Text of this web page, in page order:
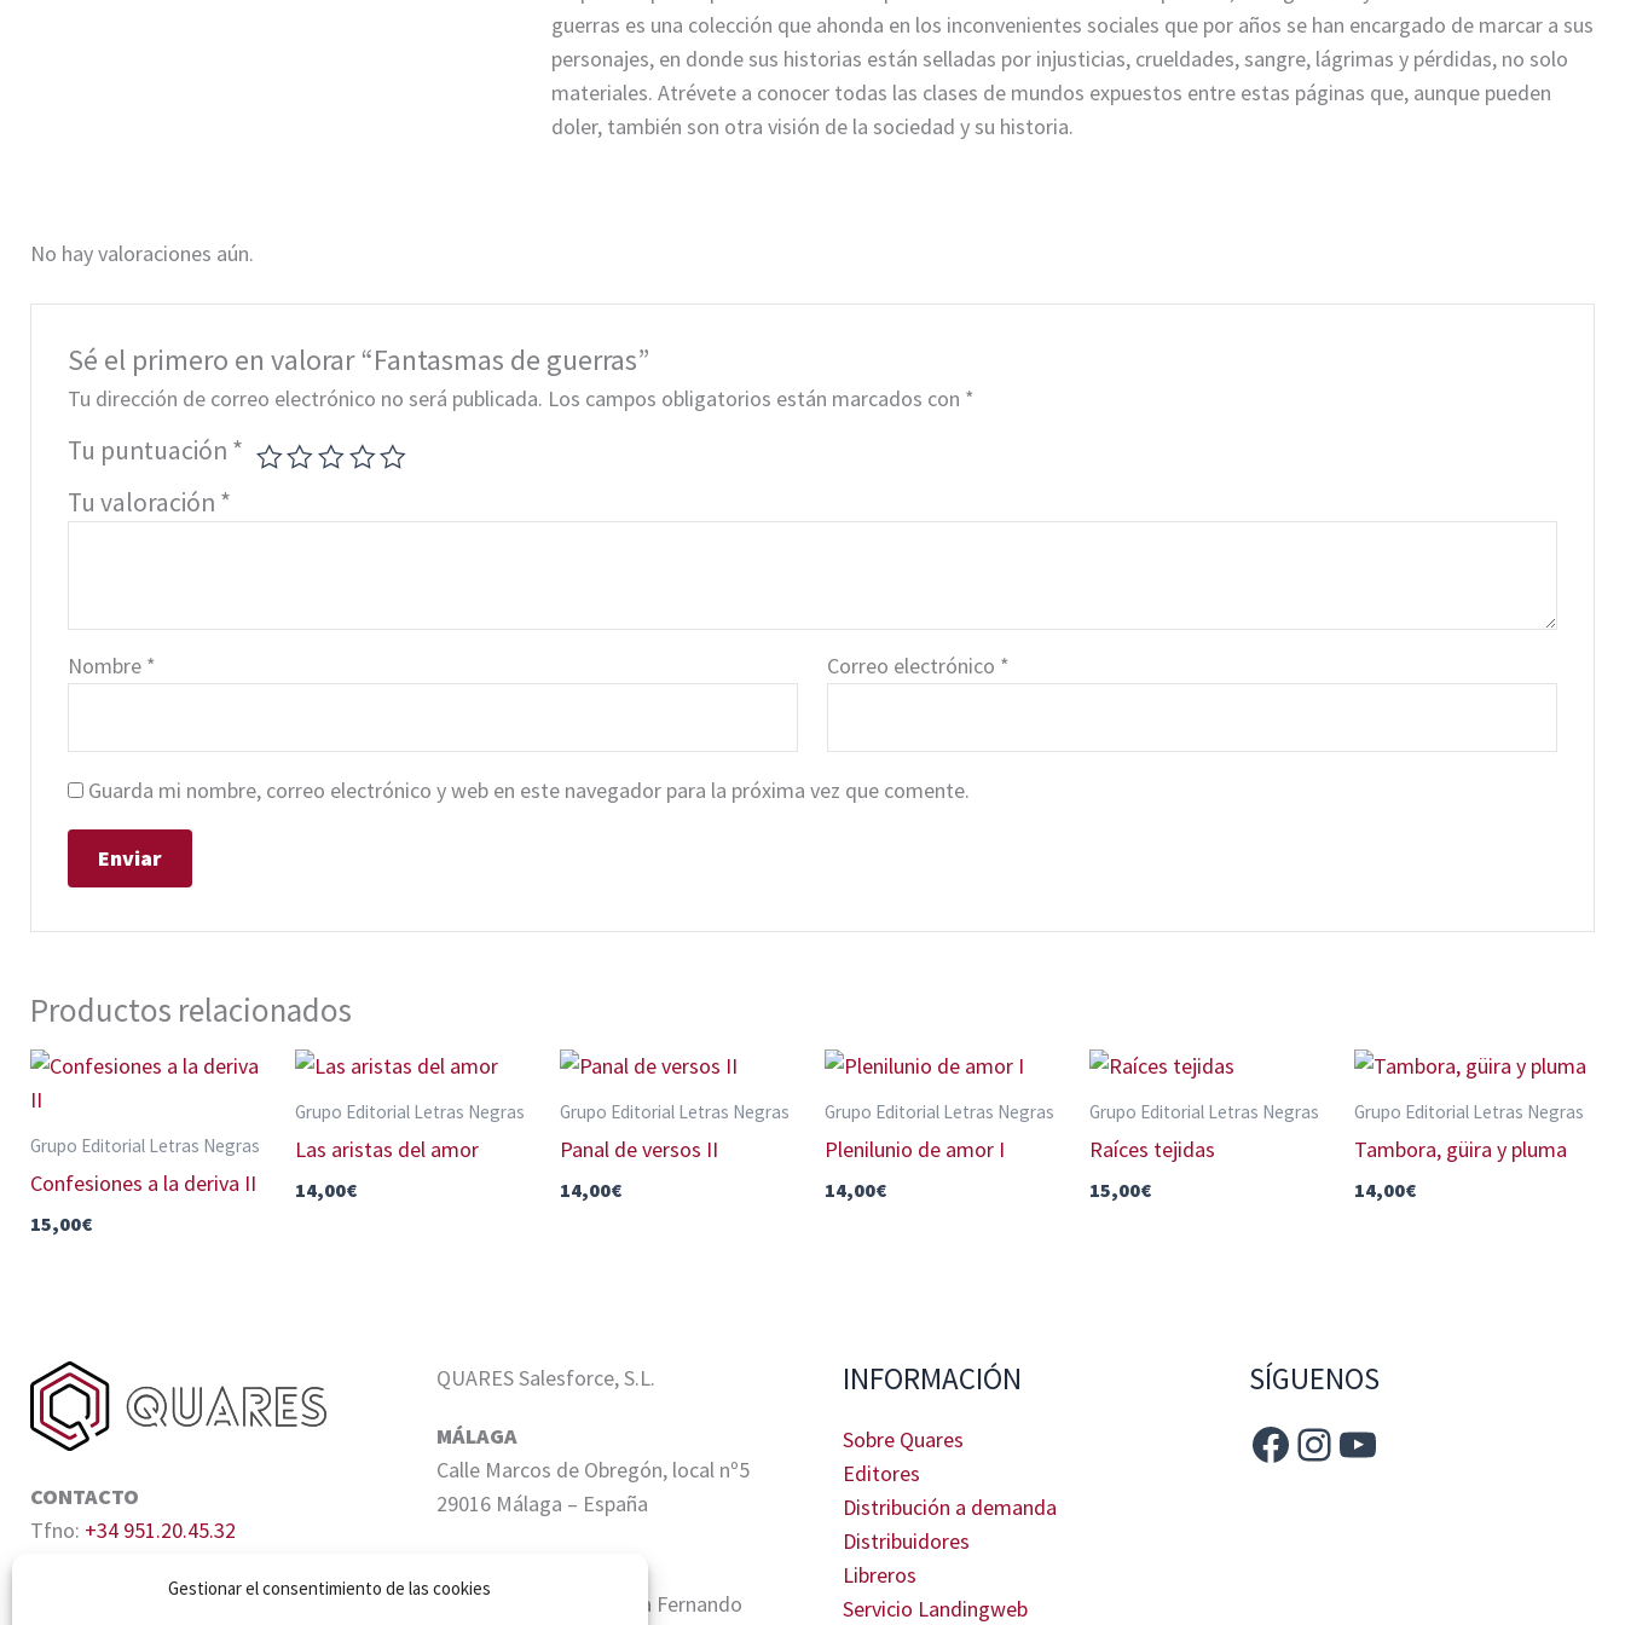
Gestionar el consentimiento de las cookies
guerras es una colección que ahonda en los inconvenientes sociales que por años se han encargado de marcar a sus
personajes, en donde sus historias están selladas por injusticias, crueldades, sangre, lágrimas y pérdidas, no solo
materiales. Atrévete a conocer todas las clases de mundos expuestos entre estas páginas que, aunque pueden
doler, también son otra visión de la sociedad y su historia.
No hay valoraciones aún.
Sé el primero en valorar “Fantasmas de guerras”
Tu dirección de correo electrónico no será publicada. Los campos obligatorios están marcados con *
Tu puntuación *
Tu valoración *
Nombre * Correo electrónico *
Guarda mi nombre, correo electrónico y web en este navegador para la próxima vez que comente.
Productos relacionados
Grupo Editorial Letras Negras
Confesiones a la deriva II
15,00€
Grupo Editorial Letras Negras
Las aristas del amor
14,00€
Grupo Editorial Letras Negras
Panal de versos II
14,00€
Grupo Editorial Letras Negras
Plenilunio de amor I
14,00€
Grupo Editorial Letras Negras
Raíces tejidas
15,00€
Grupo Editorial Letras Negras
Tambora, güira y pluma
14,00€
CONTACTO
Tfno: +34 951.20.45.32
QUARES Salesforce, S.L.
MÁLAGA
Calle Marcos de Obregón, local nº5
29016 Málaga – España
Edifico Centris, Glorieta Fernando
INFORMACIÓN
Sobre Quares
Editores
Distribución a demanda
Distribuidores
Libreros
Servicio Landingweb
SÍGUENOS